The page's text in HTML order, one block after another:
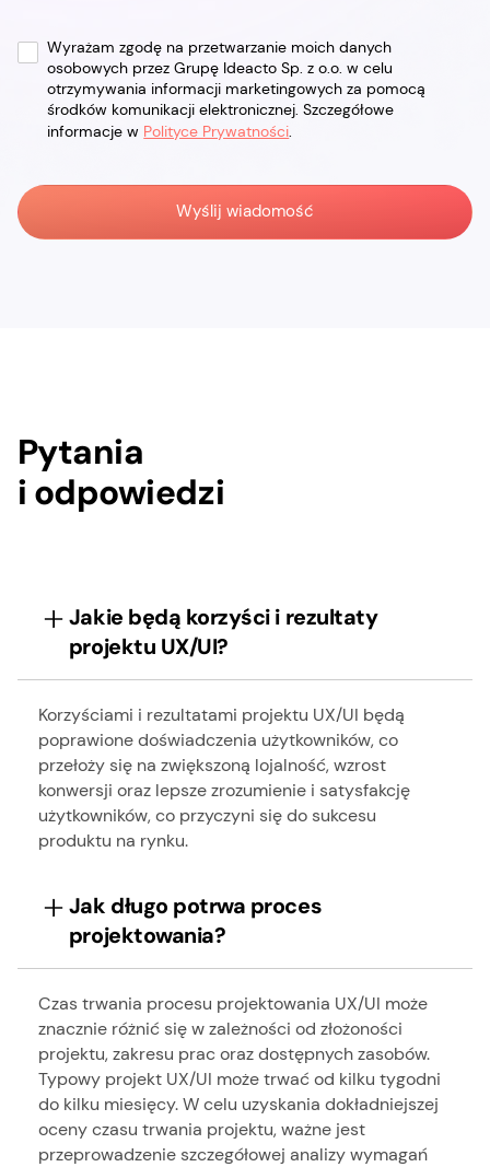
Wyrażam zgodę na przetwarzanie moich danych
osobowych przez Grupę Ideacto Sp. z o.o. w celu
otrzymywania informacji marketingowych za pomocą
środków komunikacji elektronicznej. Szczegółowe
informacje w Polityce Prywatności.
Pytania
i odpowiedzi
Jakie będą korzyści i rezultaty
projektu UX/UI?
Korzyściami i rezultatami projektu UX/UI będą
poprawione doświadczenia użytkowników, co
przełoży się na zwiększoną lojalność, wzrost
konwersji oraz lepsze zrozumienie i satysfakcję
użytkowników, co przyczyni się do sukcesu
produktu na rynku.
Jak długo potrwa proces
projektowania?
Czas trwania procesu projektowania UX/UI może
znacznie różnić się w zależności od złożoności
projektu, zakresu prac oraz dostępnych zasobów.
Typowy projekt UX/UI może trwać od kilku tygodni
do kilku miesięcy. W celu uzyskania dokładniejszej
oceny czasu trwania projektu, ważne jest
przeprowadzenie szczegółowej analizy wymagań